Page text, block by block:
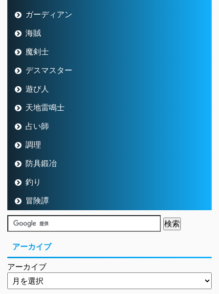
ガーディアン
海賊
魔剣士
デスマスター
遊び人
天地雷鳴士
占い師
調理
防具鍛冶
釣り
冒険譚
アーカイブ
アーカイブ